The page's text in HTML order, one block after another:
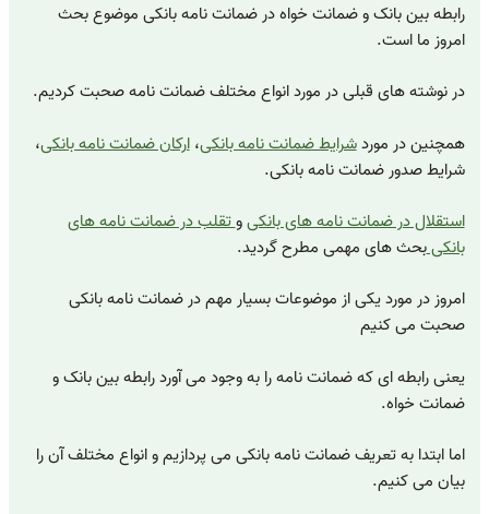
رابطه بین بانک و ضمانت خواه در ضمانت نامه بانکی موضوع بحث
امروز ما است.
در نوشته های قبلی در مورد انواع مختلف ضمانت نامه صحبت کردیم.
همچنین در موردشرایط ضمانت نامه بانکی،ارکان ضمانت نامه بانکی،
شرایط صدور ضمانت نامه بانکی.
استقلال در ضمانت نامه های بانکیوتقلب در ضمانت نامه های
بانکیبحث های مهمی مطرح گردید.
امروز در مورد یکی از موضوعات بسیار مهم در ضمانت نامه بانکی
صحبت می کنیم
یعنی رابطه ای که ضمانت نامه را به وجود می آورد رابطه بین بانک و
ضمانت خواه.
اما ابتدا به تعریف ضمانت نامه بانکی می پردازیم و انواع مختلف آن را
بیان می کنیم.